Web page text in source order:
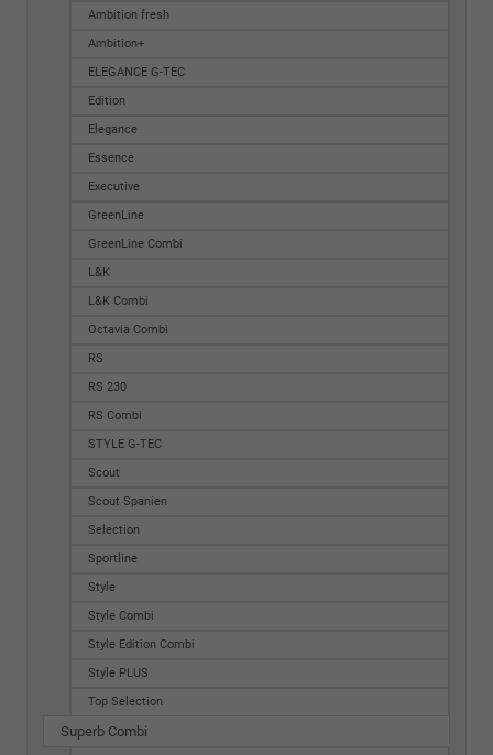
Ambition fresh
Ambition+
ELEGANCE G-TEC
Edition
Elegance
Essence
Executive
GreenLine
GreenLine Combi
L&K
L&K Combi
Octavia Combi
RS
RS 230
RS Combi
STYLE G-TEC
Scout
Scout Spanien
Selection
Sportline
Style
Style Combi
Style Edition Combi
Style PLUS
Top Selection
Superb Combi